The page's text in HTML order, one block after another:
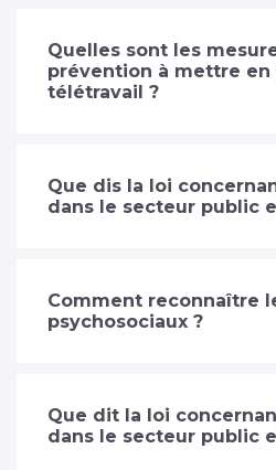
Quelles sont les
prévention à mettre en
télétravail ?
Que dis la loi
dans le secteur public
Comment reconnaître
psychosociaux ?
Que dit la loi
dans le secteur public